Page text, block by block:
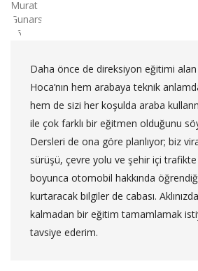
Daha önce de direksiyon eğitimi
Hoca’nın hem arabaya teknik
hem de sizi her koşulda araba
ile çok farklı bir eğitmen olduğunu
Dersleri de ona göre planlıyor; biz
sürüşü, çevre yolu ve şehir içi trafikte
boyunca otomobil hakkında
kurtaracak bilgiler de cabası.
kalmadan bir eğitim tamamlamak
tavsiye ederim.